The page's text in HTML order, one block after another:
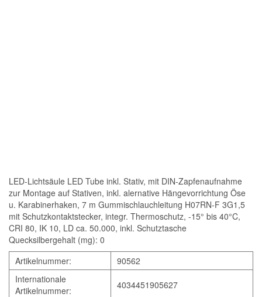
LED-Lichtsäule LED Tube inkl. Stativ, mit DIN-Zapfenaufnahme
zur Montage auf Stativen, inkl. alernative Hängevorrichtung Öse
u. Karabinerhaken, 7 m Gummischlauchleitung H07RN-F 3G1,5
mit Schutzkontaktstecker, integr. Thermoschutz, -15° bis 40°C,
CRI 80, IK 10, LD ca. 50.000, inkl. Schutztasche
Quecksilbergehalt (mg): 0
Artikelnummer:
90562
Internationale
Artikelnummer:
4034451905627